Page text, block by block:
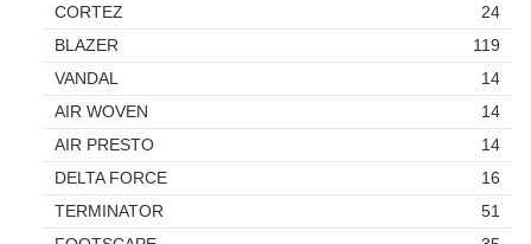
CORTEZ
24
BLAZER
119
VANDAL
14
AIR WOVEN
14
AIR PRESTO
14
DELTA FORCE
16
TERMINATOR
51